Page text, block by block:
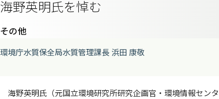
海野英明氏を悼む
その他
環境庁水質保全局水質管理課長 浜田 康敬
海野英明氏（元国立環境研究所研究企画官・環境情報センタ